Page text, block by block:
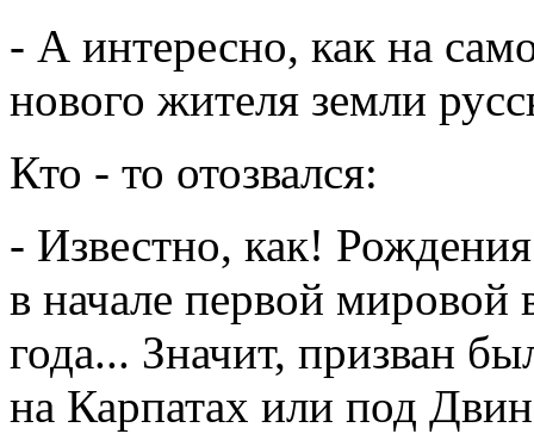
- А интересно, как на
нового жителя земли
Кто - то отозвался:
- Известно, как!
в начале первой мировой
года... Значит, призван
на Карпатах или под